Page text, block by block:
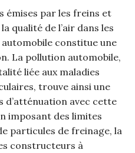
émises par les freins et
qualité de l’air dans les
constitue une
La pollution automobile,
liée aux maladies
trouve ainsi une
d’atténuation avec cette
imposant des limites
particules de freinage, la
constructeurs à